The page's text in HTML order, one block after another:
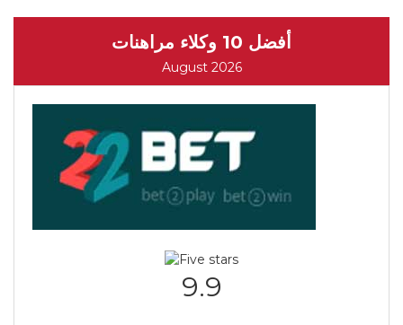
أفضل 10 وكلاء مراهنات
August 2026
9.9